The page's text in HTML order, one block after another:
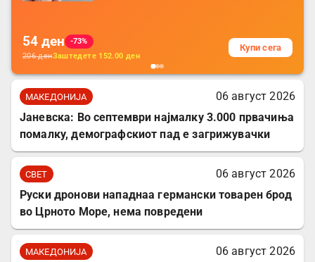
54 ден
-73%
206денЗаштедете 152.00 ден
Купи сега
МАКЕДОНИЈА
06 август 2026
Јаневска: Во септември најмалку 3.000 првачиња
помалку, демографскиот пад е загрижувачки
СВЕТ
06 август 2026
Руски дронови нападнаа германски товарен брод
во Црното Море, нема повредени
МАКЕДОНИЈА
06 август 2026